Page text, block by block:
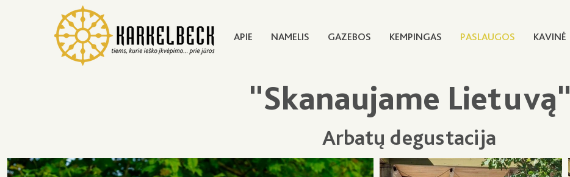
APIE NAMELIS GAZEBOS KEMPINGAS PASLAUGOS KAVINĖ
"Skanaujame Lietuvą"
Arbatų degustacija